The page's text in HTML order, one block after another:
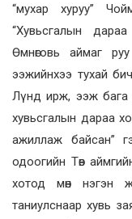
“мухар хуруу”
“Хувьсгалын
Өмнөговь аймаг
ээжийнхээ тухай
Лүнд ирж, ээж бага
хувьсгалын дараа
ажиллаж байсан”
одоогийн Төв
хотод мөн нэгэн
таниулснаар хувь